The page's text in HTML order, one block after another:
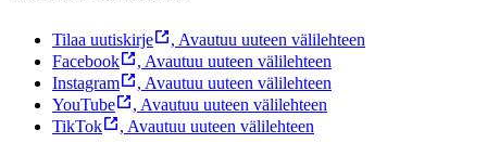
Tilaa uutiskirje , Avautuu uuteen välilehteen
Facebook
, Avautuu uuteen välilehteen
Instagram
, Avautuu uuteen välilehteen
YouTube
, Avautuu uuteen välilehteen
TikTok
, Avautuu uuteen välilehteen